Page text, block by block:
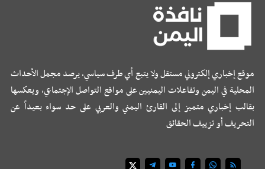
موقع إخباري إلكتروني مستقل ولا يتبع أي طرف سياسي، يرصد مجمل الأحداث
المحلية في اليمن وتفاعلات اليمنيين على مواقع التواصل الإجتماعي، ويعكسها
بقالب إخباري متميز إلى القارئ اليمني والعربي على حد سواء بعيداً عن
التحريف أو تزييف الحقائق